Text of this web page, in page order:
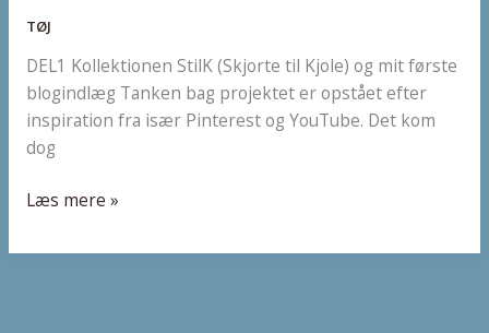
TØJ
DEL1 Kollektionen StilK (Skjorte til Kjole) og mit første
blogindlæg Tanken bag projektet er opstået efter
inspiration fra især Pinterest og YouTube. Det kom
dog
Læs mere »